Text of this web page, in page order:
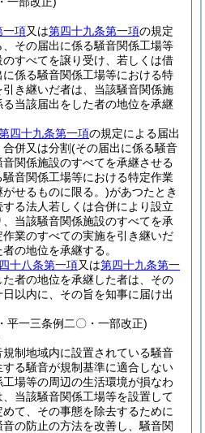
一項又は第四十九条第一項の規定
その届出に係る騒音関係工場等
すべてを譲り受け、若しくは借
係る騒音関係工場等における特
き継いだ者は、当該騒音関係施
当該届出をした者の地位を承継
四十九条第一項の規定による届出
併又は分割(その届出に係る騒音
関係施設のすべてを承継させる
音関係工場等における特定作業
せるものに限る。)があつたとき
る法人若しくは合併により設立
当該騒音関係施設のすべてを承
業のすべての実施を引き継いだ
の地位を承継する。
十八条第一項又は第四十九条第一
者の地位を承継した者は、その
以内に、その旨を知事に届け出
平一三条例二〇・一部改正)
制地域内に設置されている騒音
る騒音が規制基準に適合しない
場等の周辺の生活環境が損なわ
当該騒音関係工場等を設置して
て、その事態を除去するために
の防止の方法を改善し、騒音関